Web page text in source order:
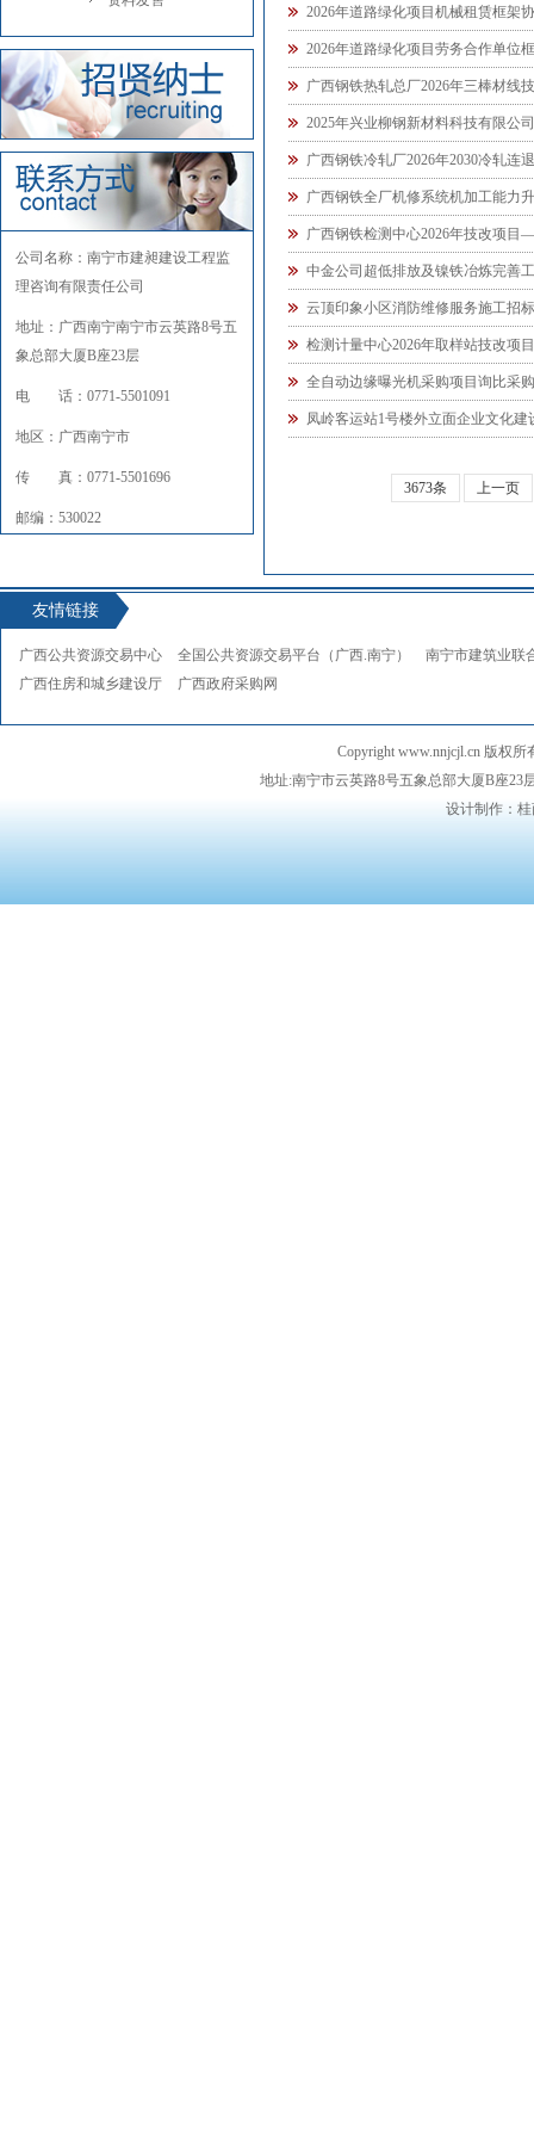
公司名称：南宁市建昶建设工程监
理咨询有限责任公司
地址：广西南宁南宁市云英路8号五
象总部大厦B座23层
电 话：0771-5501091
地区：广西南宁市
传 真：0771-5501696
邮编：530022
2026年道路绿化项目机械租赁框架
2026年道路绿化项目劳务合作单位
广西钢铁热轧总厂2026年三棒材线
2025年兴业柳钢新材料科技有限公
广西钢铁冷轧厂2026年2030冷轧
广西钢铁全厂机修系统机加工能力
广西钢铁检测中心2026年技改项
中金公司超低排放及镍铁冶炼完善
云顶印象小区消防维修服务施工招
检测计量中心2026年取样站技改项
全自动边缘曝光机采购项目询比采
凤岭客运站1号楼外立面企业文化
3673条 上一页
友情链接
广西公共资源交易中心 全国公共资源交易平台（广西.南宁）
南宁市建筑业联
广西住房和城乡建设厅
广西政府采购网
Copyright www.nnjcjl.cn 版权
地址:南宁市云英路8号五象总部大厦B座23
设计制作：